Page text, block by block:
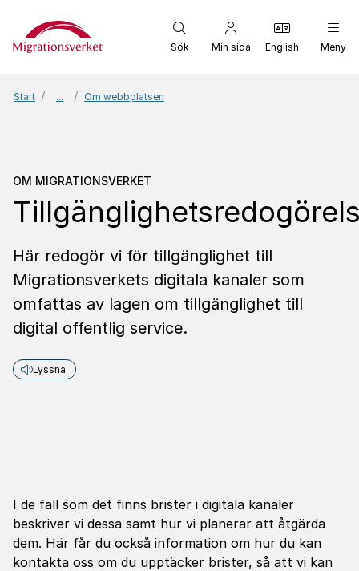
Start
Sök Min sida English Meny
Start ... Om webbplatsen
Om Migrationsverket
OM MIGRATIONSVERKET
Här redogör vi för tillgänglighet till
Migrationsverkets digitala kanaler som
omfattas av lagen om tillgänglighet till
digital offentlig service.
Lyssna
I de fall som det finns brister i digitala kanaler
beskriver vi dessa samt hur vi planerar att åtgärda
dem. Här får du också information om hur du kan
kontakta oss om du upptäcker brister, så att vi kan